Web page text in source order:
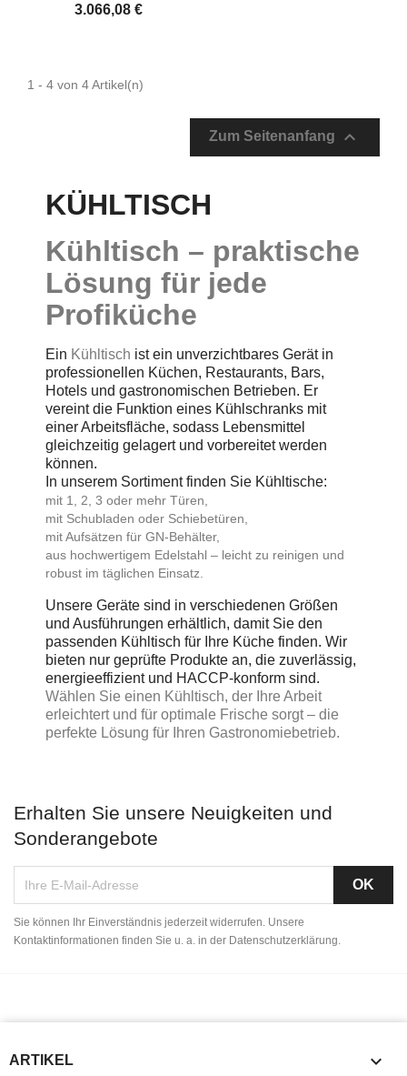
3.066,08 €
1 - 4 von 4 Artikel(n)
Zum Seitenanfang 
KÜHLTISCH
Kühltisch – praktische
Lösung für jede
Profiküche
Ein Kühltisch ist ein unverzichtbares Gerät in
professionellen Küchen, Restaurants, Bars,
Hotels und gastronomischen Betrieben. Er
vereint die Funktion eines Kühlschranks mit
einer Arbeitsfläche, sodass Lebensmittel
gleichzeitig gelagert und vorbereitet werden
können.
In unserem Sortiment finden Sie Kühltische:
mit 1, 2, 3 oder mehr Türen,
mit Schubladen oder Schiebetüren,
mit Aufsätzen für GN-Behälter,
aus hochwertigem Edelstahl – leicht zu reinigen und
robust im täglichen Einsatz.
Unsere Geräte sind in verschiedenen Größen
und Ausführungen erhältlich, damit Sie den
passenden Kühltisch für Ihre Küche finden. Wir
bieten nur geprüfte Produkte an, die zuverlässig,
energieeffizient und HACCP-konform sind.
Wählen Sie einen Kühltisch, der Ihre Arbeit
erleichtert und für optimale Frische sorgt – die
perfekte Lösung für Ihren Gastronomiebetrieb.
Erhalten Sie unsere Neuigkeiten und
Sonderangebote
Sie können Ihr Einverständnis jederzeit widerrufen. Unsere
Kontaktinformationen finden Sie u. a. in der Datenschutzerklärung.
ARTIKEL 